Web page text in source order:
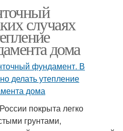
случаях
дома
покрыта легко
грунтами,